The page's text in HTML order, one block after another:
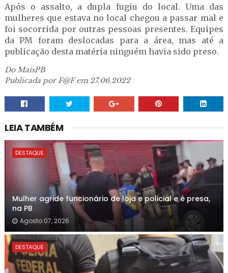
Após o assalto, a dupla fugiu do local. Uma das
mulheres que estava no local chegou a passar mal e
foi socorrida por outras pessoas presentes. Equipes
da PM foram deslocadas para a área, mas até a
publicação desta matéria ninguém havia sido preso.
Do MaisPB
Publicada por F@F em 27.06.2022
LEIA TAMBÉM
DESTAQUE
Mulher agride funcionário de loja e policial e é presa,
na PB
Agosto 07, 2026
DESTAQUE